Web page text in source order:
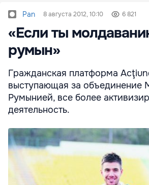
Pan 8 августа 2012, 10:10 6 821
«Если ты
румын»
Гражданская платформа
выступающая за объединение
Румынией, все более
деятельность.